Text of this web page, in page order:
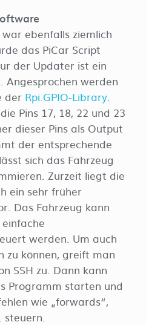
ebenfalls ziemlich
das PiCar Script
der Updater ist ein
Angesprochen werden
der Rpi.GPIO-Library.
Pins 17, 18, 22 und 23
dieser Pins als Output
der entsprechende
sich das Fahrzeug
Zurzeit liegt die
ein sehr früher
Das Fahrzeug kann
werden. Um auch
zu können, greift man
SSH zu. Dann kann
Programm starten und
wie „forwards“,
steuern.